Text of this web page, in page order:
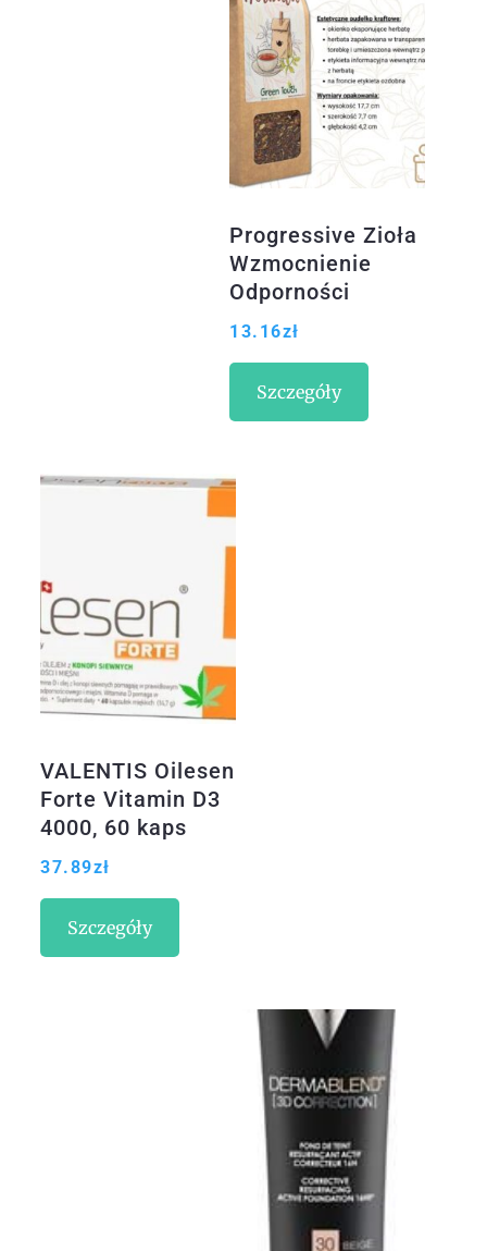
Progressive Zioła
Wzmocnienie
Odporności
Kartonik Z
13.16zł
Szczegóły
VALENTIS Oilesen
Forte Vitamin D3
4000, 60 kaps
37.89zł
Szczegóły